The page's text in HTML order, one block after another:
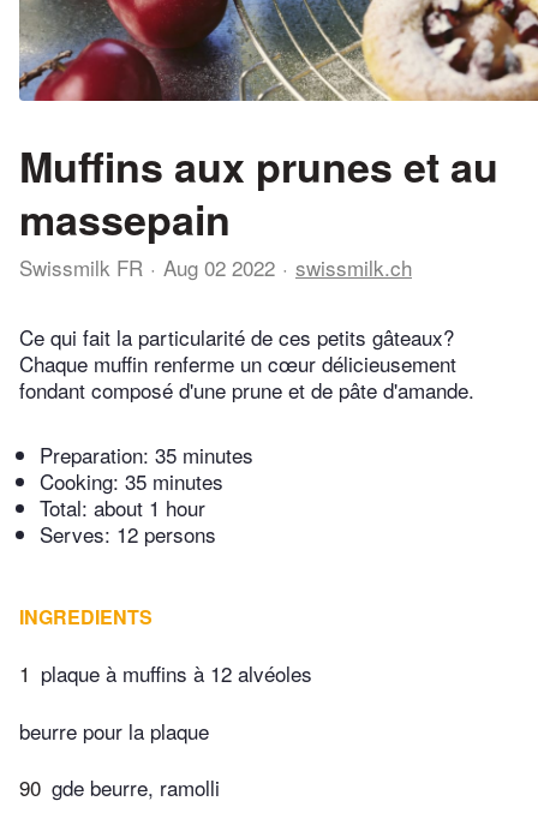
Muffins aux prunes et au
massepain
Swissmilk FR Aug 02 2022 swissmilk.ch
Ce qui fait la particularité de ces petits gâteaux?
Chaque muffin renferme un cœur délicieusement
fondant composé d'une prune et de pâte d'amande.
Preparation: 35 minutes
Cooking: 35 minutes
Total: about 1 hour
Serves: 12 persons
INGREDIENTS
1 plaque à muffins à 12 alvéoles
beurre pour la plaque
90 gde beurre, ramolli